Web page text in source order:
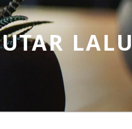
LALU